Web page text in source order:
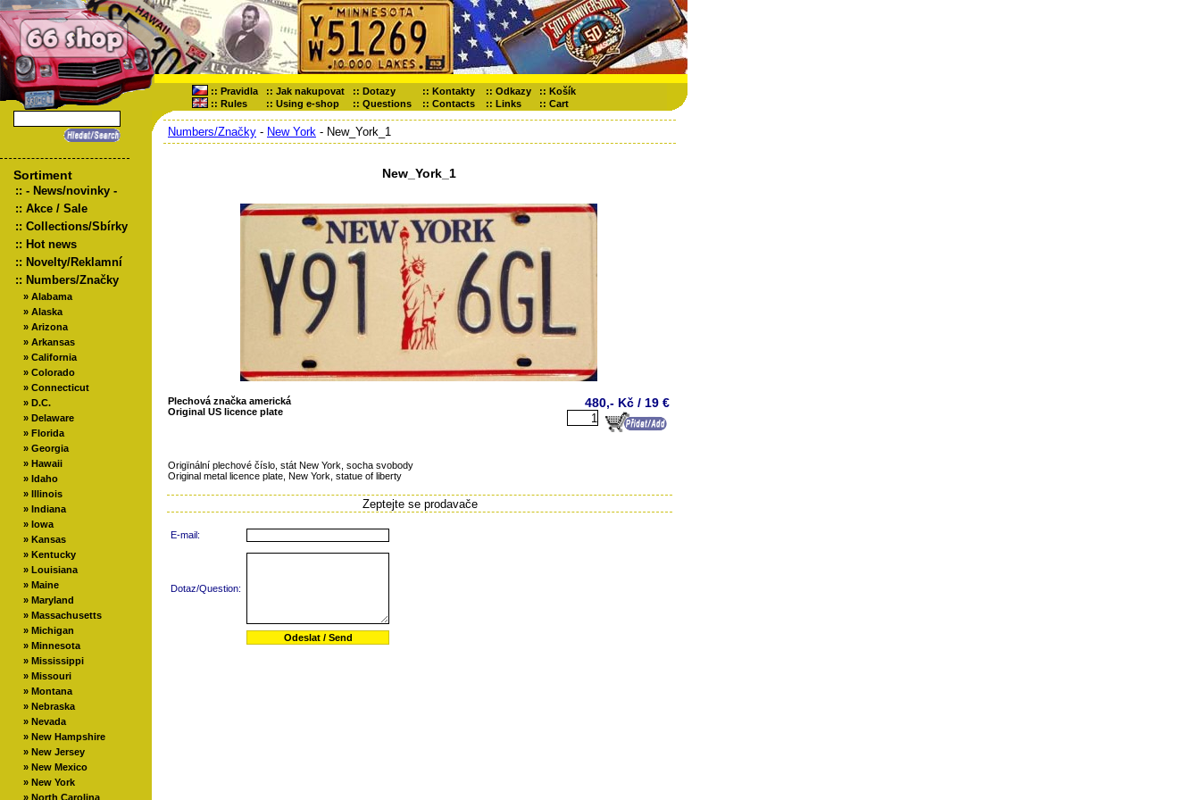
:: Pravidla :: Jak nakupovat :: Dotazy :: Kontakty :: Odkazy :: Košík
:: Rules :: Using e-shop :: Questions :: Contacts :: Links :: Cart
Sortiment
:: - News/novinky -
:: Akce / Sale
:: Collections/Sbírky
:: Hot news
:: Novelty/Reklamní
:: Numbers/Značky
» Alabama
» Alaska
» Arizona
» Arkansas
» California
» Colorado
» Connecticut
» D.C.
» Delaware
» Florida
» Georgia
» Hawaii
» Idaho
» Illinois
» Indiana
» Iowa
» Kansas
» Kentucky
» Louisiana
» Maine
» Maryland
» Massachusetts
» Michigan
» Minnesota
» Mississippi
» Missouri
» Montana
» Nebraska
» Nevada
» New Hampshire
» New Jersey
» New Mexico
» New York
» North Carolina
Numbers/Značky - New York - New_York_1
New_York_1
Plechová značka americká
Original US licence plate
480,- Kč / 19 €
Origïnální plechové číslo, stát New York, socha svobody
Original metal licence plate, New York, statue of liberty
Zeptejte se prodavače
E-mail:
Dotaz/Question: